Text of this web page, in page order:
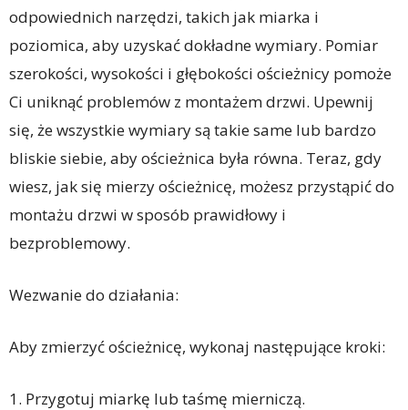
odpowiednich narzędzi, takich jak miarka i
poziomica, aby uzyskać dokładne wymiary. Pomiar
szerokości, wysokości i głębokości ościeżnicy pomoże
Ci uniknąć problemów z montażem drzwi. Upewnij
się, że wszystkie wymiary są takie same lub bardzo
bliskie siebie, aby ościeżnica była równa. Teraz, gdy
wiesz, jak się mierzy ościeżnicę, możesz przystąpić do
montażu drzwi w sposób prawidłowy i
bezproblemowy.
Wezwanie do działania:
Aby zmierzyć ościeżnicę, wykonaj następujące kroki:
1. Przygotuj miarkę lub taśmę mierniczą.